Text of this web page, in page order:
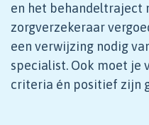
en het behandeltraject
zorgverzekeraar
een verwijzing nodig
specialist. Ook moet je
criteria én positief zijn